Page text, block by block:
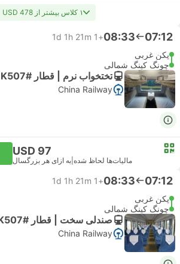
۱ کلاس بیشتر از USD 478
07:12
08:33
+1
1d 1h 21m
پکن غربی
چونگ کینگ شمالی
تختخواب نرم | قطار #K507
China Railway
USD 97
مالیات‌ها لحاظ شده به ازای هر بزرگسال
07:12
08:33
+1
1d 1h 21m
پکن غربی
چونگ کینگ شمالی
صندلی سخت | قطار #K507
China Railway